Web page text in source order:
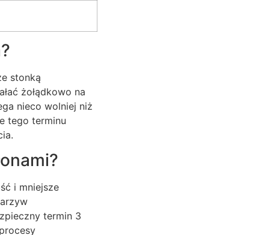
stonką
żołądkowo na
nieco wolniej niż
tego terminu
i mniejsze
termin 3